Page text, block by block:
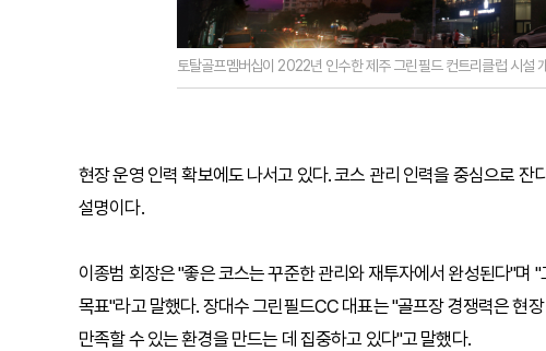
토탈골프멤버십이 2022년 인수한 제주 그린필드 컨트리클럽 시설
현장 운영 인력 확보에도 나서고 있다. 코스 관리 인력을 중심으로
설명이다.
이종범 회장은 "좋은 코스는 꾸준한 관리와 재투자에서 완성된다"며
목표"라고 말했다. 장대수 그린필드CC 대표는 "골프장 경쟁력은 현
만족할 수 있는 환경을 만드는 데 집중하고 있다"고 말했다.